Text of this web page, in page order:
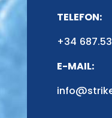
TELEFON:
+34
E-MAIL: